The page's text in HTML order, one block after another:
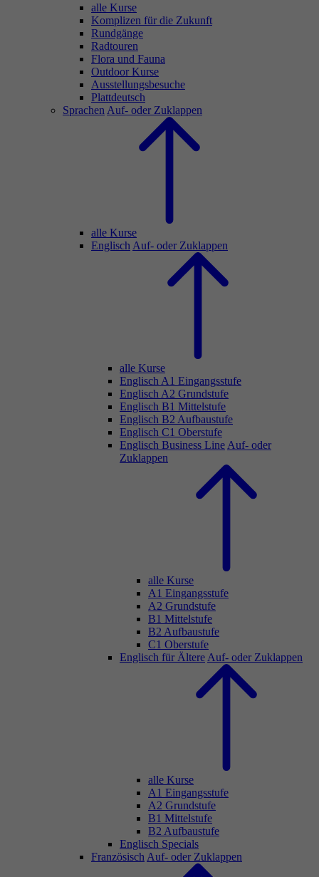
alle Kurse
Komplizen für die Zukunft
Rundgänge
Radtouren
Flora und Fauna
Outdoor Kurse
Ausstellungsbesuche
Plattdeutsch
Sprachen Auf- oder Zuklappen
alle Kurse
Englisch Auf- oder Zuklappen
alle Kurse
Englisch A1 Eingangsstufe
Englisch A2 Grundstufe
Englisch B1 Mittelstufe
Englisch B2 Aufbaustufe
Englisch C1 Oberstufe
Englisch Business Line Auf- oder
Zuklappen
alle Kurse
A1 Eingangsstufe
A2 Grundstufe
B1 Mittelstufe
B2 Aufbaustufe
C1 Oberstufe
Englisch für Ältere Auf- oder Zuklappen
alle Kurse
A1 Eingangsstufe
A2 Grundstufe
B1 Mittelstufe
B2 Aufbaustufe
Englisch Specials
Französisch Auf- oder Zuklappen